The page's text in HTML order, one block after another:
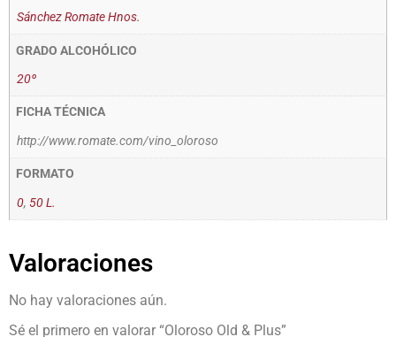
Sánchez Romate Hnos.
GRADO ALCOHÓLICO
20º
FICHA TÉCNICA
http://www.romate.com/vino_oloroso
FORMATO
0, 50 L.
Valoraciones
No hay valoraciones aún.
Sé el primero en valorar “Oloroso Old & Plus”